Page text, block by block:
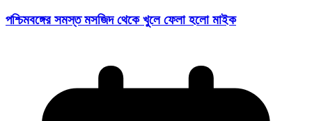
পশ্চিমবঙ্গের সমস্ত মসজিদ থেকে খুলে ফেলা হলো মাইক